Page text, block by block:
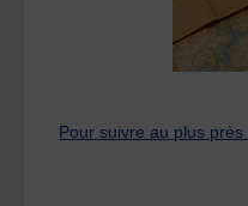
Pour suivre au plus près